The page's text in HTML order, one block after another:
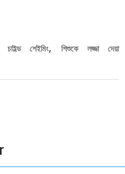
চাইল্ড শেইমিং, শিশুকে লজ্জা দেয়া